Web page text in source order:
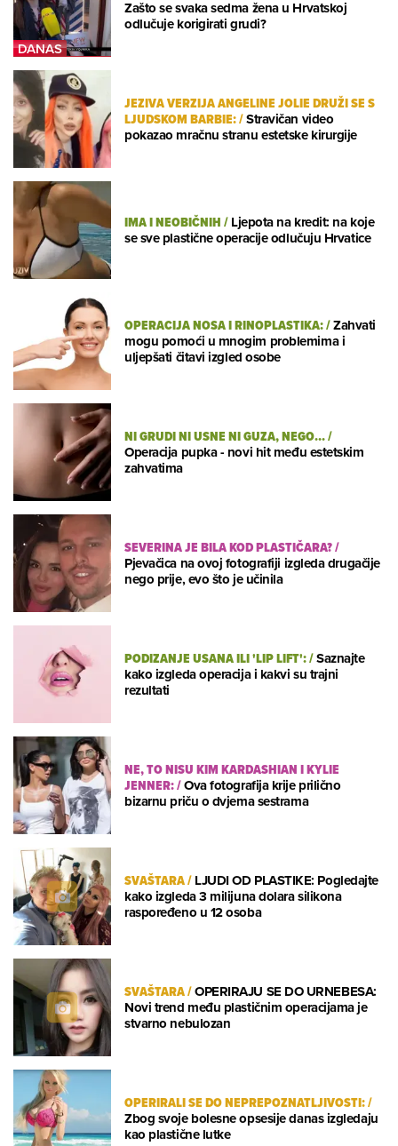
Zašto se svaka sedma žena u Hrvatskoj
odlučuje korigirati grudi?
JEZIVA VERZIJA ANGELINE JOLIE DRUŽI SE S
LJUDSKOM BARBIE:/Stravičan video
pokazao mračnu stranu estetske kirurgije
IMA I NEOBIČNIH/Ljepota na kredit: na koje
se sve plastične operacije odlučuju Hrvatice
OPERACIJA NOSA I RINOPLASTIKA:/Zahvati
mogu pomoći u mnogim problemima i
uljepšati čitavi izgled osobe
NI GRUDI NI USNE NI GUZA, NEGO.../
Operacija pupka - novi hit među estetskim
zahvatima
SEVERINA JE BILA KOD PLASTIČARA?/
Pjevačica na ovoj fotografiji izgleda drugačije
nego prije, evo što je učinila
PODIZANJE USANA ILI 'LIP LIFT':/Saznajte
kako izgleda operacija i kakvi su trajni
rezultati
NE, TO NISU KIM KARDASHIAN I KYLIE
JENNER:/Ova fotografija krije prilično
bizarnu priču o dvjema sestrama
SVAŠTARA/LJUDI OD PLASTIKE: Pogledajte
kako izgleda 3 milijuna dolara silikona
raspoređeno u 12 osoba
SVAŠTARA/OPERIRAJU SE DO URNEBESA:
Novi trend među plastičnim operacijama je
stvarno nebulozan
OPERIRALI SE DO NEPREPOZNATLJIVOSTI:/
Zbog svoje bolesne opsesije danas izgledaju
kao plastične lutke